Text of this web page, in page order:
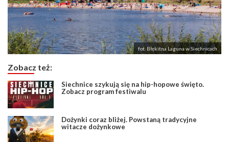
fot. Błękitna Laguna w Siechnicach
Zobacz też:
Siechnice szykują się na hip-hopowe święto.
Zobacz program festiwalu
Dożynki coraz bliżej. Powstaną tradycyjne
witacze dożynkowe